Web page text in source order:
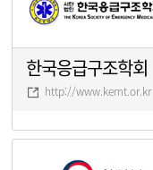
한국응급구조학회
http://www.kemt.or.kr